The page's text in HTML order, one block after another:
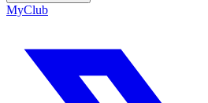
MyClub